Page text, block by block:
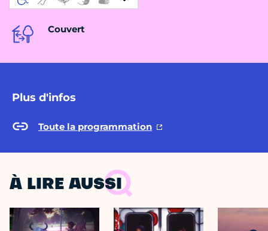
Couvert
Plus d'infos
Toute la programmation
À LIRE AUSSI